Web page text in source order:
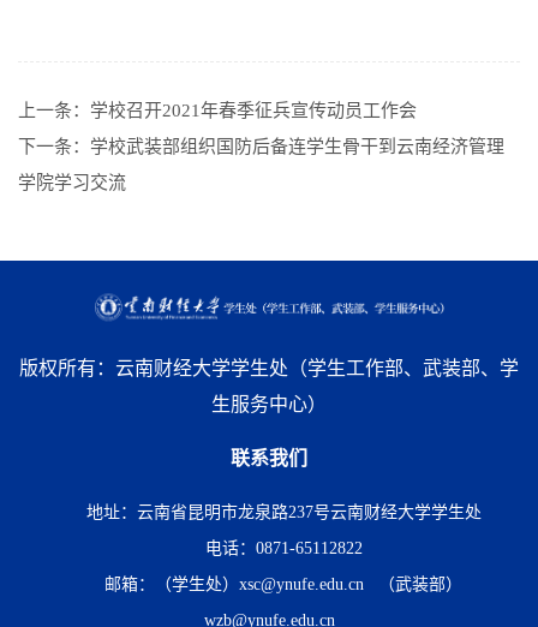
上一条： 学校召开2021年春季征兵宣传动员工作会
下一条： 学校武装部组织国防后备连学生骨干到云南经济管理
学院学习交流
版权所有：云南财经大学学生处（学生工作部、武装部、学
生服务中心）
联系我们
地址：云南省昆明市龙泉路237号云南财经大学学生处
电话：0871-65112822
邮箱：（学生处）xsc@ynufe.edu.cn （武装部）
wzb@ynufe.edu.cn